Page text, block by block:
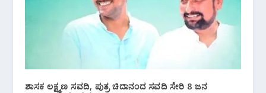
ಶಾಸಕ ಲಕ್ಷ್ಮಣ ಸವದಿ, ಪುತ್ರ ಚಿದಾನಂದ ಸವದಿ ಸೇರಿ 8 ಜನ